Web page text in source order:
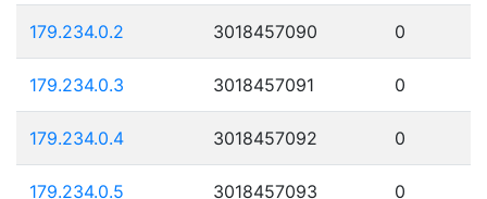
179.234.0.2 3018457090 0
179.234.0.3 3018457091 0
179.234.0.4 3018457092 0
179.234.0.5 3018457093 0